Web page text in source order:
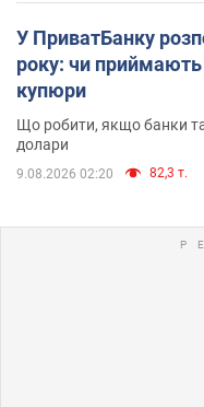
У ПриватБанку
року: чи приймають
купюри
Що робити, якщо банки
долари
9.08.2026 02:20 82,3 т.